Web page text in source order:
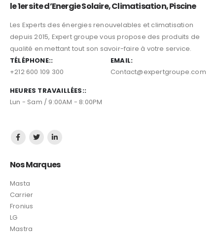
le 1er site d’Energie Solaire, Climatisation, Piscine
Les Experts des énergies renouvelables et climatisation
depuis 2015, Expert groupe vous propose des produits de
qualité en mettant tout son savoir-faire à votre service.
TÉLÉPHONE::
+212 600 109 300
EMAIL:
Contact@expertgroupe.com
HEURES TRAVAILLÉES::
Lun - Sam / 9:00AM - 8:00PM
Nos Marques
Masta
Carrier
Fronius
LG
Mastra